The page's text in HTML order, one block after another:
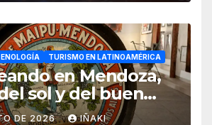
TURISMO EN LATINOAMÉRICA
en Mendoza,
sol y del buen
DE 2026 IÑAKI